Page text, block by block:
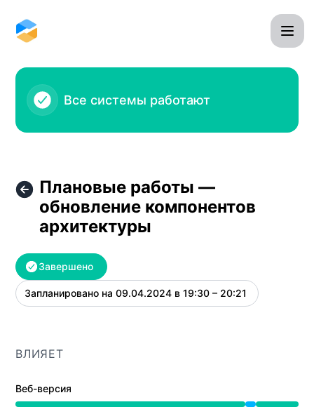
Все системы работают
Плановые работы —
обновление компонентов
архитектуры
Завершено
Запланировано на 09.04.2024 в 19:30 – 20:21 UTC
ВЛИЯЕТ
Веб-версия
На обслуживании от 7:30 PM до 8:21 PM